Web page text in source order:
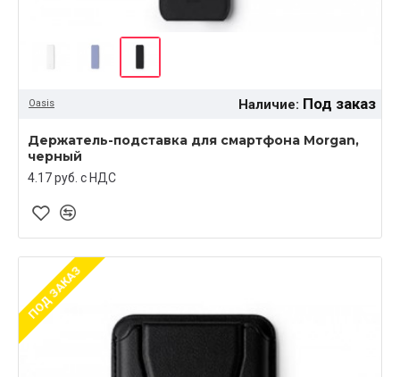
Oasis Наличие: Под заказ
Держатель-подставка для смартфона Morgan,
черный
4.17 руб. c НДС
ПОД ЗАКАЗ